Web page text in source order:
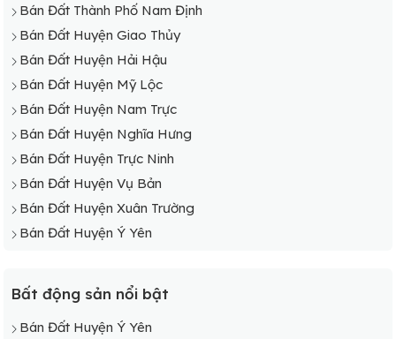
Bán Đất Xã Yên Phú
Bán Đất Xã Yên Phúc
Bán Đất Xã Yên Phương
Bán Đất Xã Yên Quang
Bán Đất Xã Yên Tân
Bán Đất Xã Yên Thắng
Bán Đất Xã Yên Thành
Bán Đất Xã Yên Thọ
Bán Đất Xã Yên Tiến
Bán Đất Xã Yên Trị
Bán Đất Xã Yên Xá
Bán Đất Thành Phố Nam Định
Bán Đất Huyện Giao Thủy
Bán Đất Huyện Hải Hậu
Bán Đất Huyện Mỹ Lộc
Bán Đất Huyện Nam Trực
Bán Đất Huyện Nghĩa Hưng
Bán Đất Huyện Trực Ninh
Bán Đất Huyện Vụ Bản
Bán Đất Huyện Xuân Trường
Bán Đất Huyện Ý Yên
Bất động sản nổi bật
Bán Đất Huyện Ý Yên